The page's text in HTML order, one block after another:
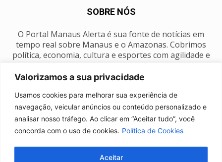
Valorizamos a sua privacidade
Usamos cookies para melhorar sua experiência de
navegação, veicular anúncios ou conteúdo personalizado e
analisar nosso tráfego. Ao clicar em “Aceitar tudo”, você
concorda com o uso de cookies. Política de Cookies
Aceitar
SOBRE NÓS
O Portal Manaus Alerta é sua fonte de notícias em
tempo real sobre Manaus e o Amazonas. Cobrimos
política, economia, cultura e esportes com agilidade e
SIGA-NOS